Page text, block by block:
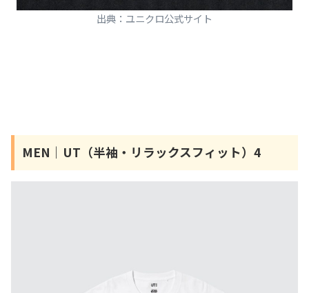
出典：ユニクロ公式サイト
MEN｜UT（半袖・リラックスフィット）4